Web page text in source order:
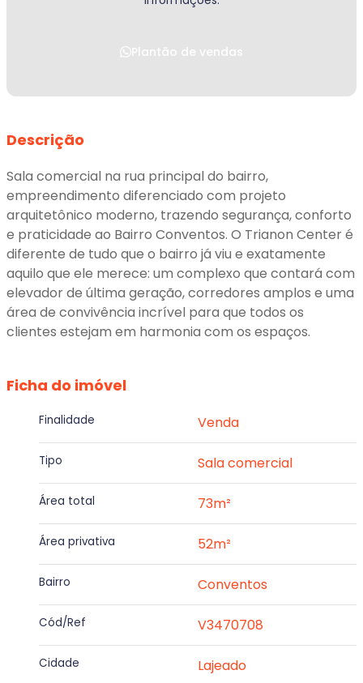
Plantão de vendas
Descrição
Sala comercial na rua principal do bairro,
empreendimento diferenciado com projeto
arquitetônico moderno, trazendo segurança, conforto
e praticidade ao Bairro Conventos. O Trianon Center é
diferente de tudo que o bairro já viu e exatamente
aquilo que ele merece: um complexo que contará com
elevador de última geração, corredores amplos e uma
área de convivência incrível para que todos os
clientes estejam em harmonia com os espaços.
Ficha do imóvel
Finalidade Venda
Tipo Sala comercial
Área total 73m²
Área privativa 52m²
Bairro Conventos
Cód/Ref V3470708
Cidade Lajeado